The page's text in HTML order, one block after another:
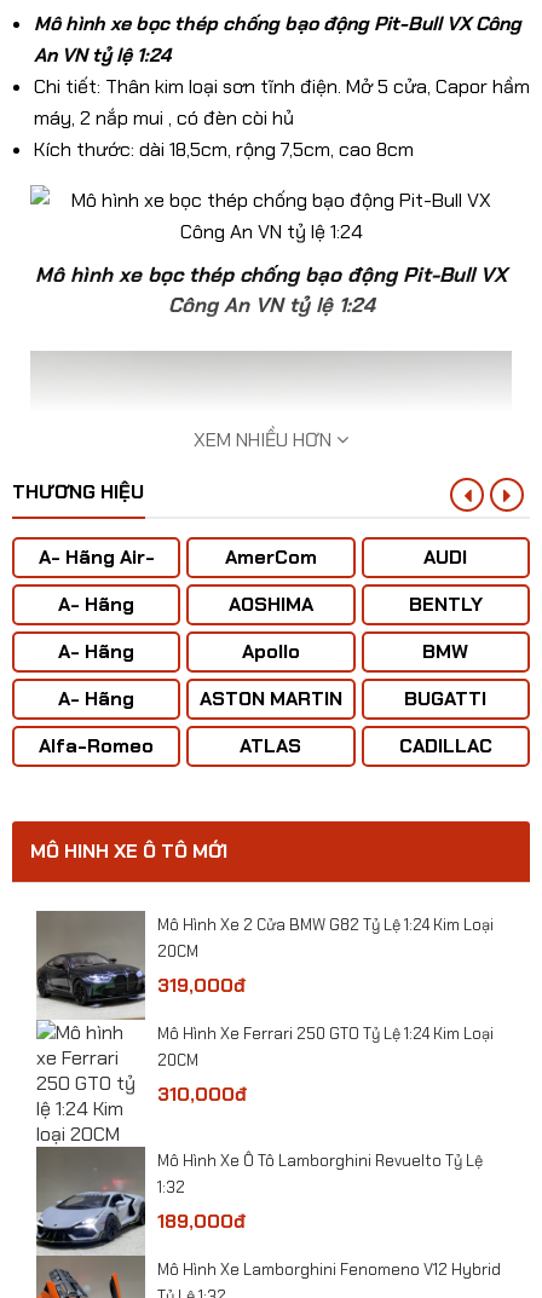
Mô hình xe bọc thép chống bạo động Pit-Bull VX Công
An VN tỷ lệ 1:24
Chi tiết: Thân kim loại sơn tĩnh điện. Mở 5 cửa, Capor hầm
máy, 2 nắp mui , có đèn còi hủ
Kích thước: dài 18,5cm, rộng 7,5cm, cao 8cm
​Mô hình xe bọc thép chống bạo động Pit-Bull VX
Công An VN tỷ lệ 1:24
​Mô hình xe bọc thép chống bạo động Pit-Bull VX
Công An VN tỷ lệ 1:24
XEM NHIỀU HƠN
THƯƠNG HIỆU
A- Hãng Air-
BUS
A- Hãng
ANTONOV ( Liên
Xô)
A- Hãng
BOENING
A- Hãng
CONCORD
Alfa-Romeo
AmerCom
AOSHIMA
Apollo
ASTON MARTIN
ATLAS
AUDI
BENTLY
BMW
BUGATTI
CADILLAC
MÔ HINH XE Ô TÔ MỚI
​Mô Hình Xe 2 Cửa BMW G82 Tỷ Lệ 1:24 Kim Loại
20CM
319,000đ
​Mô Hình Xe Ferrari 250 GTO Tỷ Lệ 1:24 Kim Loại
20CM
310,000đ
​Mô Hình Xe Ô Tô Lamborghini Revuelto Tỷ Lệ
1:32
189,000đ
Mô Hình Xe Lamborghini Fenomeno V12 Hybrid